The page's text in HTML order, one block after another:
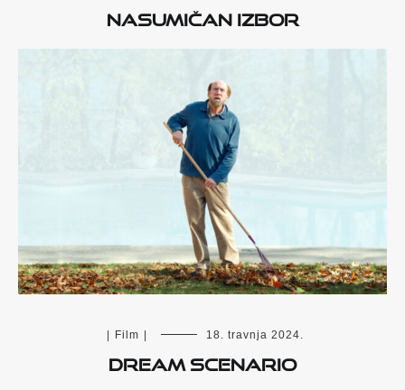
Nasumičan izbor
| Film | 18. travnja 2024.
Dream Scenario